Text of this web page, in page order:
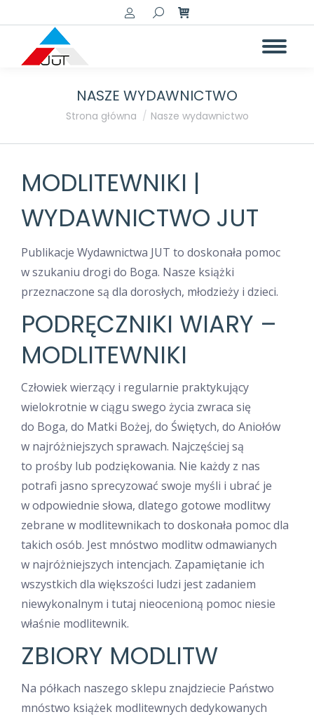
Szukaj:
NASZE WYDAWNICTWO
Jesteś tutaj:
Strona główna Nasze wydawnictwo
MODLITEWNIKI |
WYDAWNICTWO JUT
Publikacje Wydawnictwa JUT to doskonała pomoc
w szukaniu drogi do Boga. Nasze książki
przeznaczone są dla dorosłych, młodzieży i dzieci.
PODRĘCZNIKI WIARY –
MODLITEWNIKI
Człowiek wierzący i regularnie praktykujący
wielokrotnie w ciągu swego życia zwraca się
do Boga, do Matki Bożej, do Świętych, do Aniołów
w najróżniejszych sprawach. Najczęściej są
to prośby lub podziękowania. Nie każdy z nas
potrafi jasno sprecyzować swoje myśli i ubrać je
w odpowiednie słowa, dlatego gotowe modlitwy
zebrane w modlitewnikach to doskonała pomoc dla
takich osób. Jest mnóstwo modlitw odmawianych
w najróżniejszych intencjach. Zapamiętanie ich
wszystkich dla większości ludzi jest zadaniem
niewykonalnym i tutaj nieocenioną pomoc niesie
właśnie modlitewnik.
ZBIORY MODLITW
Na półkach naszego sklepu znajdziecie Państwo
mnóstwo książek modlitewnych dedykowanych